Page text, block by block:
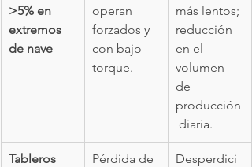
>5% en
extremos
de nave
operan
forzados y
con bajo
torque.
más lentos;
reducción
en el
volumen
de
producción
diaria.
Tableros
Pérdida de
Desperdici